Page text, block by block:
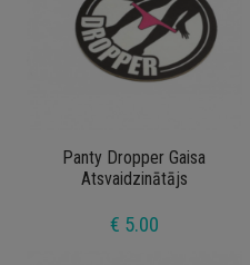
Panty Dropper Gaisa
Atsvaidzinātājs
€ 5.00